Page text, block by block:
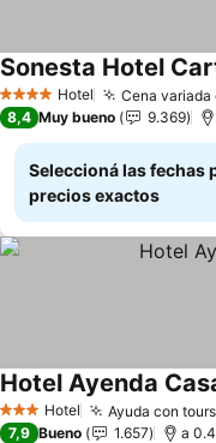
4 EstrellasHotel Cena variada
Sonesta Hotel
8,4 Muy bueno 9.369
Seleccioná las fechas
precios exactos
3 Estrellas
Hotel Ayuda con
Hotel Ayenda
7,9 Bueno 1.657 a